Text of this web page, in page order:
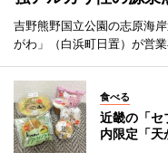
吉野熊野国立公園の志原海
がわ」（白浜町日置）が営
食べる
近畿の「
内限定「天